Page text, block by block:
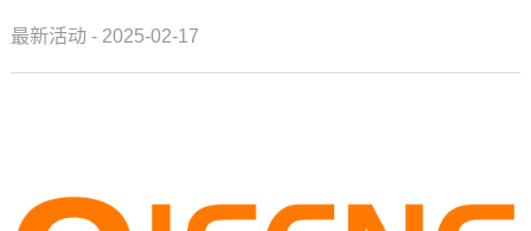
最新活动 - 2025-02-17